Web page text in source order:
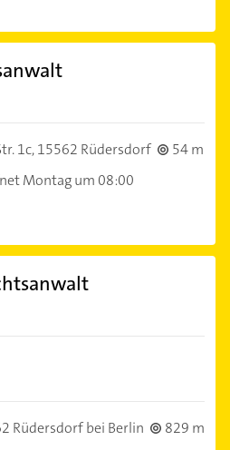
1c,15562 Rüdersdorf
54 m
Montag um 08:00
Rüdersdorf bei Berlin
829 m